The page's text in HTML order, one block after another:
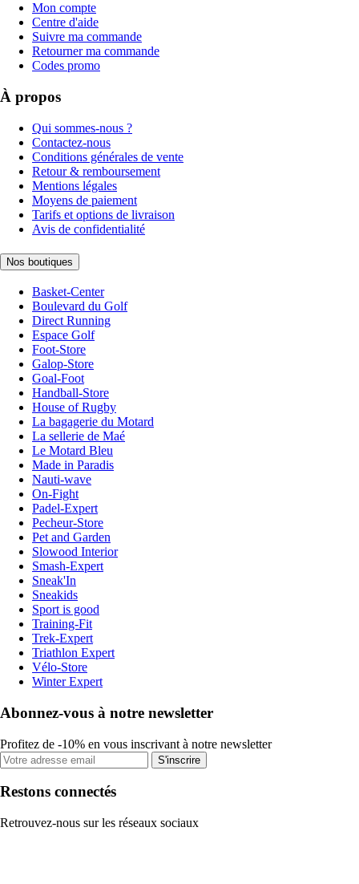
Mon compte
Centre d'aide
Suivre ma commande
Retourner ma commande
Codes promo
À propos
Qui sommes-nous ?
Contactez-nous
Conditions générales de vente
Retour & remboursement
Mentions légales
Moyens de paiement
Tarifs et options de livraison
Avis de confidentialité
Nos boutiques
Basket-Center
Boulevard du Golf
Direct Running
Espace Golf
Foot-Store
Galop-Store
Goal-Foot
Handball-Store
House of Rugby
La bagagerie du Motard
La sellerie de Maé
Le Motard Bleu
Made in Paradis
Nauti-wave
On-Fight
Padel-Expert
Pecheur-Store
Pet and Garden
Slowood Interior
Smash-Expert
Sneak'In
Sneakids
Sport is good
Training-Fit
Trek-Expert
Triathlon Expert
Vélo-Store
Winter Expert
Abonnez-vous à notre newsletter
Profitez de -10% en vous inscrivant à notre newsletter
S'inscrire
Restons connectés
Retrouvez-nous sur les réseaux sociaux